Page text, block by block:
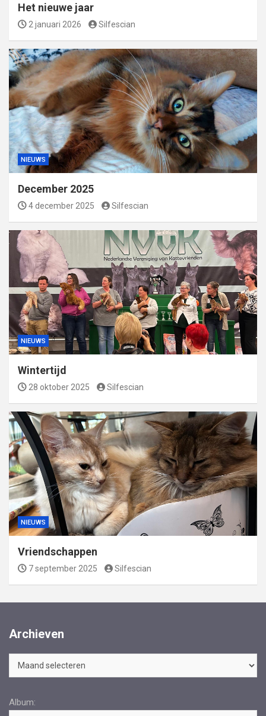
Het nieuwe jaar
2 januari 2026 Silfescian
NIEUWS
December 2025
4 december 2025 Silfescian
NIEUWS
Wintertijd
28 oktober 2025 Silfescian
NIEUWS
Vriendschappen
7 september 2025 Silfescian
Archieven
Archieven
Album: